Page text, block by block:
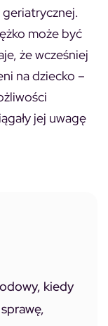
może być
że wcześniej
na dziecko –
jej uwagę
kiedy